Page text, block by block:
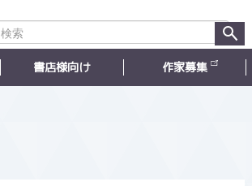
書店様向け 作家募集